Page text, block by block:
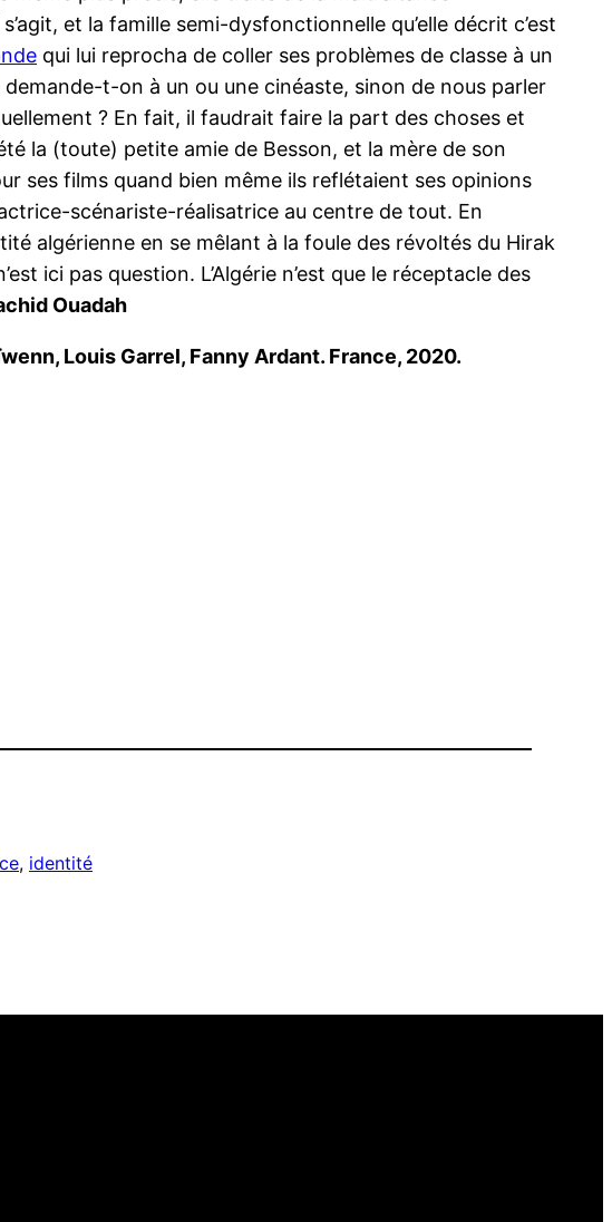
et la famille semi-dysfonctionnelle qu’elle décrit c’est
qui lui reprocha de coller ses problèmes de classe à un
t-on à un ou une cinéaste, sinon de nous parler
? En fait, il faudrait faire la part des choses et
la (toute) petite amie de Besson, et la mère de son
ses films quand bien même ils reflétaient ses opinions
scénariste-réalisatrice au centre de tout. En
algérienne en se mêlant à la foule des révoltés du Hirak
ici pas question. L’Algérie n’est que le réceptacle des
Ouadah
Louis Garrel, Fanny Ardant. France, 2020.
, identité